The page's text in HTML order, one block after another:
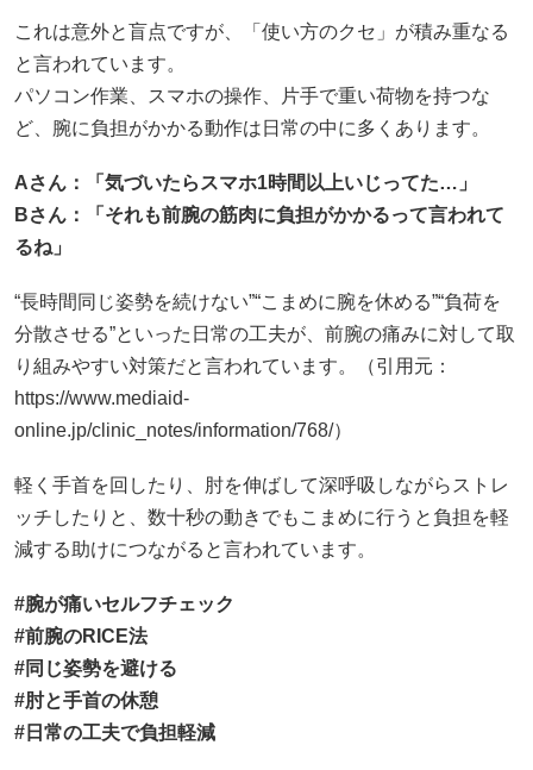
これは意外と盲点ですが、「使い方のクセ」が積み重なる
と言われています。
パソコン作業、スマホの操作、片手で重い荷物を持つな
ど、腕に負担がかかる動作は日常の中に多くあります。
Aさん：「気づいたらスマホ1時間以上いじってた…」
Bさん：「それも前腕の筋肉に負担がかかるって言われて
るね」
“長時間同じ姿勢を続けない”“こまめに腕を休める”“負荷を
分散させる”といった日常の工夫が、前腕の痛みに対して取
り組みやすい対策だと言われています。（引用元：
https://www.mediaid-
online.jp/clinic_notes/information/768/）
軽く手首を回したり、肘を伸ばして深呼吸しながらストレ
ッチしたりと、数十秒の動きでもこまめに行うと負担を軽
減する助けにつながると言われています。
#腕が痛いセルフチェック
#前腕のRICE法
#同じ姿勢を避ける
#肘と手首の休憩
# 日常の工夫で負担軽減